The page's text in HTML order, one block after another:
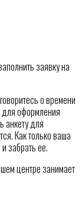
заявку на
о времени
оформления
анкету для
Как только ваша
забрать ее.
центре занимает